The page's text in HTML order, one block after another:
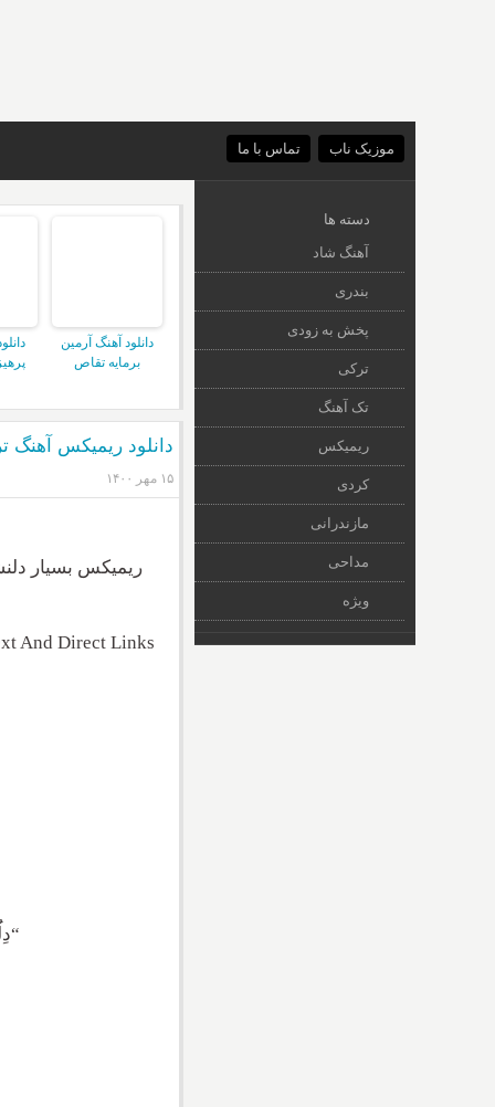
موزیک ناب تماس با ما
دانلود آهنگ آرمین
برمایه تقاص
دانلود ریمیکس آهنگ
۱۵ مهر ۱۴۰۰
ریمیکس بسیار
And Direct Links
دسته ها
آهنگ شاد
بندری
پخش به زودی
ترکی
تک آهنگ
ریمیکس
کردی
مازندرانی
مداحی
ویژه